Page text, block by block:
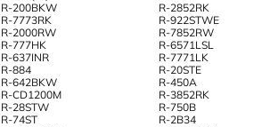
R-200BKW R-2852RK
R-7773RK R-922STWE
R-2000RW R-7852RW
R-777HK R-6571LSL
R-637INR R-7771LK
R-884 R-20STE
R-642BKW R-450A
R-CD1200M R-3852RK
R-28STW R-750B
R-74ST R-2B34